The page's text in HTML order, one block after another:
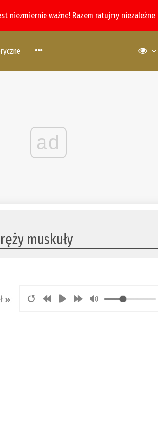
niezmiernie ważne! Razem ratujmy
ad
muskuły